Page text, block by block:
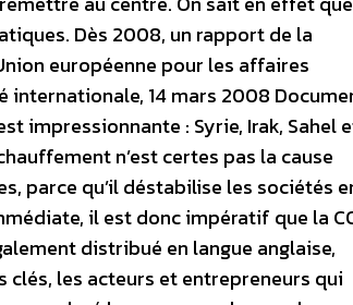
Dès 2008, un rapport de la
européenne pour les affaires
14 mars 2008
impressionnante : Syrie, Irak, Sahel
n’est certes pas la cause
parce qu’il déstabilise les sociétés
il est donc impératif que la
distribué en langue anglaise,
clés, les acteurs et entrepreneurs qui